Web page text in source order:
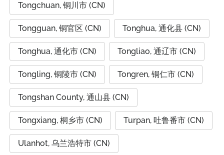
Tongchuan, 铜川市 (CN)
Tongguan, 铜官区 (CN) Tonghua, 通化县 (CN)
Tonghua, 通化市 (CN) Tongliao, 通辽市 (CN)
Tongling, 铜陵市 (CN) Tongren, 铜仁市 (CN)
Tongshan County, 通山县 (CN)
Tongxiang, 桐乡市 (CN) Turpan, 吐鲁番市 (CN)
Ulanhot, 乌兰浩特市 (CN)